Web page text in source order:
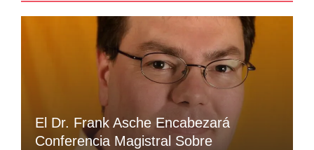
El Dr. Frank Asche Encabezará
Conferencia Magistral Sobre